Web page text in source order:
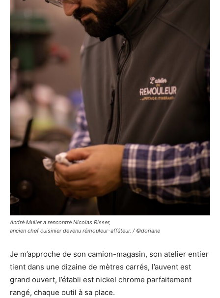
André Muller a rencontré Nicolas Risser,
ancien chef cuisinier devenu rémouleur-affûteur. / ©doriane
Je m’approche de son camion-magasin, son atelier entier
tient dans une dizaine de mètres carrés, l’auvent est
grand ouvert, l’établi est nickel chrome parfaitement
rangé, chaque outil à sa place.